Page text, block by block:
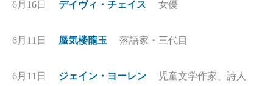
6月16日 デイヴィ・チェイス 女優
6月11日 蜃気楼龍玉 落語家・三代目
6月11日 ジェイン・ヨーレン 児童文学作家、詩人